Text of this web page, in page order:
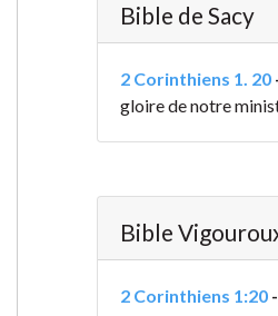
Bible de Sacy
2 Corinthiens 1. 20
gloire de notre
Bible
2 Corinthiens 1:20-